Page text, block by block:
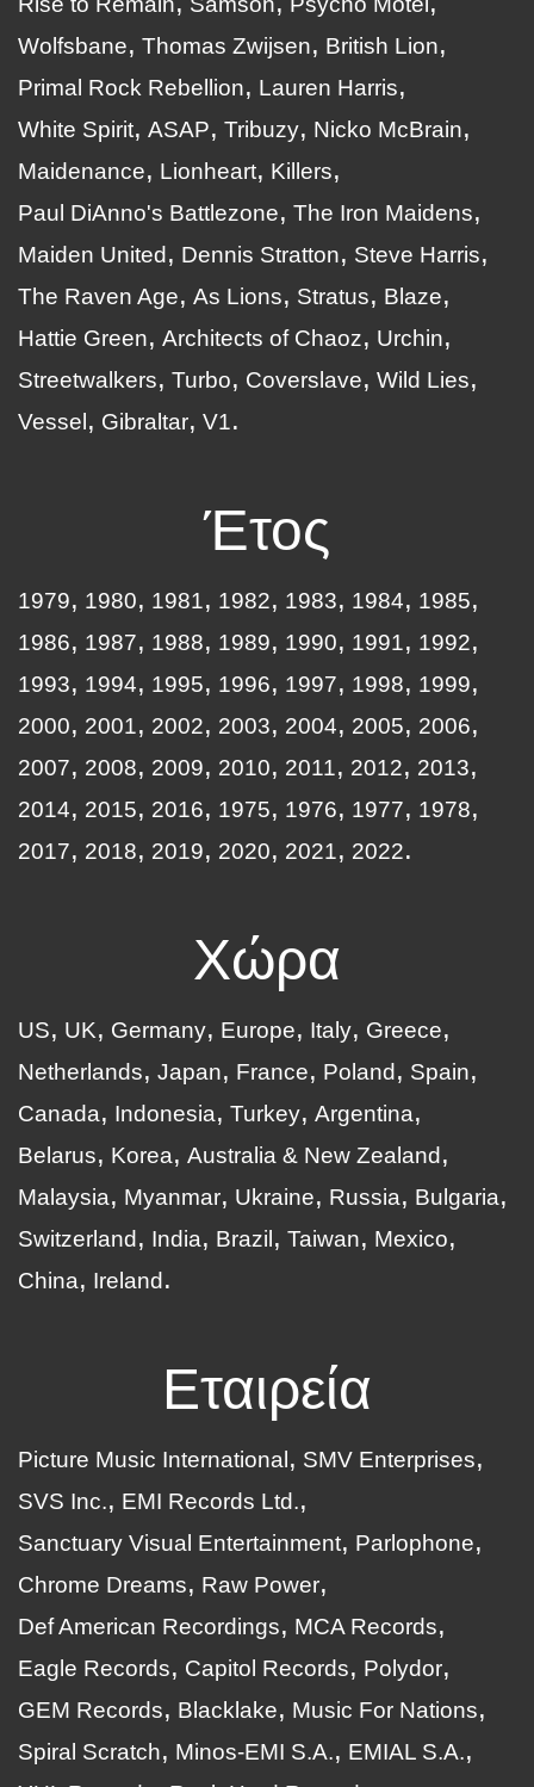
Wolfsbane
Thomas Zwijsen
British Lion
Primal Rock Rebellion
Lauren Harris
White Spirit ASAP Tribuzy
Nicko McBrain
Maidenance
Lionheart
Killers
Paul DiAnno's Battlezone
The Iron Maidens
Maiden United
Dennis Stratton
Steve Harris
The Raven Age
As Lions Stratus
Blaze
Hattie Green
Architects of Chaoz
Urchin
Streetwalkers
Turbo Coverslave
Wild Lies
Vessel
Gibraltar V1
Έτος
1979 1980 1981 1982 1983 1984
1985
1986
1987 1988 1989 1990 1991
1992
1993
1994 1995 1996 1997 1998
1999
2000
2001 2002 2003 2004 2005
2006
2007
2008 2009 2010 2011 2012
2013
2014
2015 2016 1975 1976 1977
1978
2017
2018 2019 2020 2021 2022
Χώρα
US UK Germany Europe Italy
Greece
Netherlands
Japan France Poland
Spain
Canada
Indonesia Turkey Argentina
Belarus
Korea
Australia & New Zealand
Malaysia
Myanmar Ukraine Russia
Bulgaria
Switzerland
India Brazil Taiwan
Mexico
China
Ireland
Εταιρεία
Picture Music International
SMV Enterprises
SVS Inc.
EMI Records Ltd.
Sanctuary Visual Entertainment
Parlophone
Chrome Dreams
Raw Power
Def American Recordings
MCA Records
Eagle Records
Capitol Records
Polydor
GEM Records
Blacklake
Music For Nations
Spiral Scratch
Minos-EMI S.A.
EMIAL S.A.